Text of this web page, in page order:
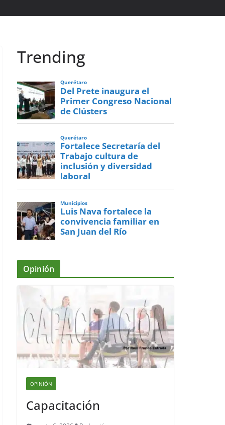
Trending
Querétaro
Del Prete inaugura el
Primer Congreso Nacional
de Clústers
Querétaro
Fortalece Secretaría del
Trabajo cultura de
inclusión y diversidad
laboral
Municipios
Luis Nava fortalece la
convivencia familiar en
San Juan del Río
Opinión
OPINIÓN
Capacitación